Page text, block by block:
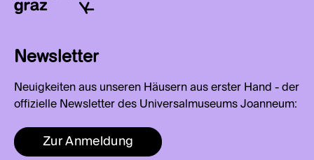
Newsletter
Neuigkeiten aus unseren Häusern aus erster Hand - der
offizielle Newsletter des Universalmuseums Joanneum:
Zur Anmeldung